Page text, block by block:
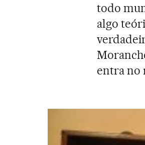
todo
algo
entra no